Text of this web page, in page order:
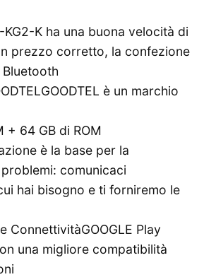
K ha una buona velocità di
prezzo corretto, la confezione
è un marchio
+ 64 GB di ROM
è la base per la
comunicaci
hai bisogno e ti forniremo le
ConnettivitàGOOGLE Play
una migliore compatibilità